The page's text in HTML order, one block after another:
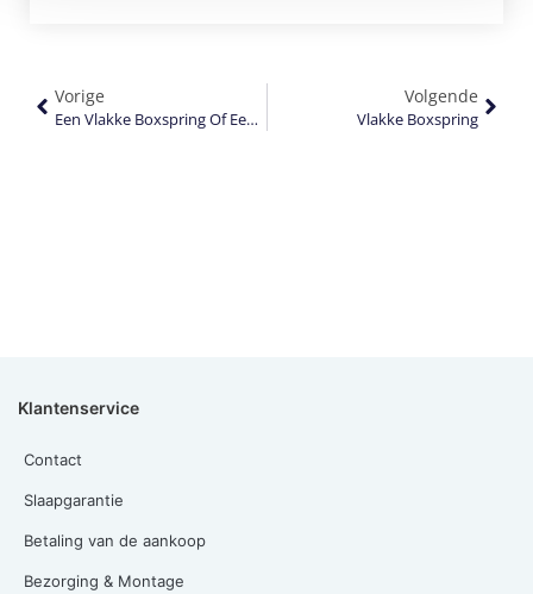
Vorige
Een Vlakke Boxspring Of Een Verstelbare Boxspring?
Volgende
Vlakke Boxspring
Klantenservice
Contact
Slaapgarantie
Betaling van de aankoop
Bezorging & Montage